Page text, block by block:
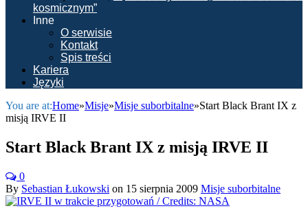
kosmicznym”
Inne
O serwisie
Kontakt
Spis treści
Kariera
Języki
You are at:Home»Misje»Misje suborbitalne»Start Black Brant IX z
misją IRVE II
Start Black Brant IX z misją IRVE II
0
By Sebastian Łukowski on 15 sierpnia 2009 Misje suborbitalne